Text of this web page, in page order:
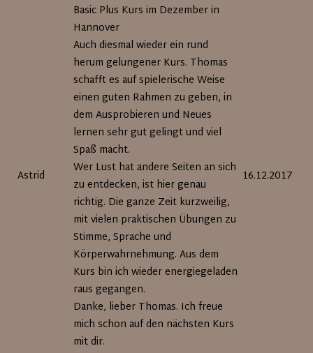
Astrid
Basic Plus Kurs im Dezember in
Hannover
Auch diesmal wieder ein rund
herum gelungener Kurs. Thomas
schafft es auf spielerische Weise
einen guten Rahmen zu geben, in
dem Ausprobieren und Neues
lernen sehr gut gelingt und viel
Spaß macht.
Wer Lust hat andere Seiten an sich
zu entdecken, ist hier genau
richtig. Die ganze Zeit kurzweilig,
mit vielen praktischen Übungen zu
Stimme, Sprache und
Körperwahrnehmung. Aus dem
Kurs bin ich wieder energiegeladen
raus gegangen.
Danke, lieber Thomas. Ich freue
mich schon auf den nächsten Kurs
mit dir.
16.12.2017